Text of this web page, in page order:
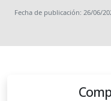
Fecha de publicación: 26/06/